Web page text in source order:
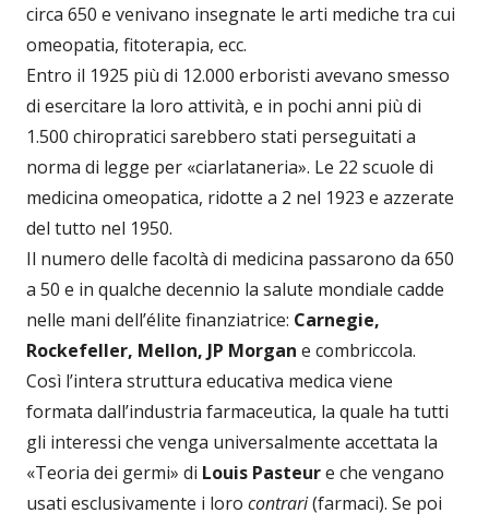
circa 650 e venivano insegnate le arti mediche tra cui
omeopatia, fitoterapia, ecc.
Entro il 1925 più di 12.000 erboristi avevano smesso
di esercitare la loro attività, e in pochi anni più di
1.500 chiropratici sarebbero stati perseguitati a
norma di legge per «ciarlataneria». Le 22 scuole di
medicina omeopatica, ridotte a 2 nel 1923 e azzerate
del tutto nel 1950.
Il numero delle facoltà di medicina passarono da 650
a 50 e in qualche decennio la salute mondiale cadde
nelle mani dell’élite finanziatrice: Carnegie,
Rockefeller, Mellon, JP Morgan e combriccola.
Così l’intera struttura educativa medica viene
formata dall’industria farmaceutica, la quale ha tutti
gli interessi che venga universalmente accettata la
«Teoria dei germi» di Louis Pasteure che vengano
usati esclusivamente i loro contrari(farmaci). Se poi